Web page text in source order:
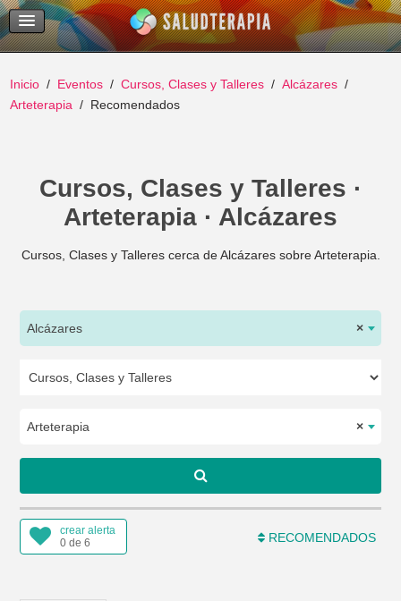
Temas Recientes
Buscar
Inicio Eventos Cursos, Clases y Talleres
Alcázares
Arteterapia
Recomendados
Cursos, Clases y Talleres ·
Arteterapia · Alcázares
Cursos, Clases y Talleres cerca de Alcázares sobre Arteterapia.
×
Alcázares
×
Arteterapia
crear alerta
0 de 6
RECOMENDADOS